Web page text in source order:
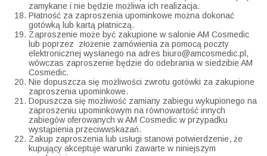
zamykane i nie będzie możliwa ich realizacja.
Płatność za zaproszenia upominkowe można dokonać
gotówką lub kartą płatniczą.
Zaproszenie może być zakupione w salonie AM Cosmedic
lub poprzez złożenie zamówienia za pomocą poczty
elektronicznej wysłanego na adres biuro@amcosmedic.pl,
wówczas zaproszenie będzie do odebrania w siedzibie AM
Cosmedic.
Nie dopuszcza się możliwości zwrotu gotówki za zakupione
zaproszenia upominkowe.
Dopuszcza się możliwość zamiany zabiegu wykupionego na
zaproszeniu upominkowym na równowartość innych
zabiegów oferowanych w AM Cosmedic w przypadku
wystąpienia przeciwwskazań.
Zakup zaproszenia lub usługi stanowi potwierdzenie, że
kupujący akceptuje warunki zawarte w niniejszym